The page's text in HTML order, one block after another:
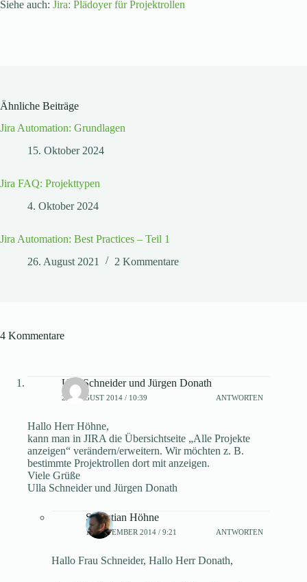
Siehe auch: Jira: Plädoyer für Projektrollen
Ähnliche Beiträge
Jira Automation: Grundlagen
15. Oktober 2024
Jira FAQ: Projekttypen
4. Oktober 2024
Jira Automation: Best Practices – Teil 1
26. August 2021
2 Kommentare
4 Kommentare
Ulla Schneider und Jürgen Donath
29. AUGUST 2014 / 10:39 ANTWORTEN
Hallo Herr Höhne,
kann man in JIRA die Übersichtseite „Alle Projekte
anzeigen“ verändern/erweitern. Wir möchten z. B.
bestimmte Projektrollen dort mit anzeigen.
Viele Grüße
Ulla Schneider und Jürgen Donath
Sebastian Höhne
1. SEPTEMBER 2014 / 9:21 ANTWORTEN
Hallo Frau Schneider, Hallo Herr Donath,